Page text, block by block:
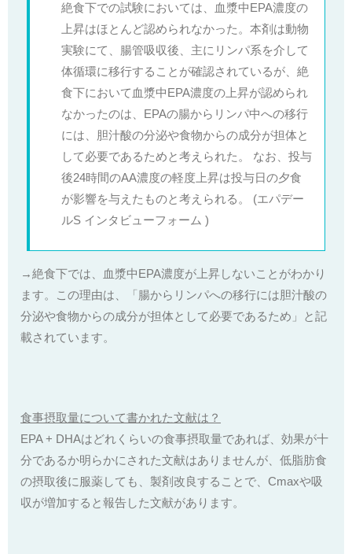
絶食下での試験においては、血漿中EPA濃度の
上昇はほとんど認められなかった。本剤は動物
実験にて、腸管吸収後、主にリンパ系を介して
体循環に移行することが確認されているが、絶
食下において血漿中EPA濃度の上昇が認められ
なかったのは、EPAの腸からリンパ中への移行
には、胆汁酸の分泌や食物からの成分が担体と
して必要であるためと考えられた。 なお、投与
後24時間のAA濃度の軽度上昇は投与日の夕食
が影響を与えたものと考えられる。 (エパデー
ルS インタビューフォーム )
→絶食下では、血漿中EPA濃度が上昇しないことがわかり
ます。この理由は、「腸からリンパへの移行には胆汁酸の
分泌や食物からの成分が担体として必要であるため」と記
載されています。
食事摂取量について書かれた文献は？
EPA + DHAはどれくらいの食事摂取量であれば、効果が十
分であるか明らかにされた文献はありませんが、低脂肪食
の摂取後に服薬しても、製剤改良することで、Cmaxや吸
収が増加すると報告した文献があります。